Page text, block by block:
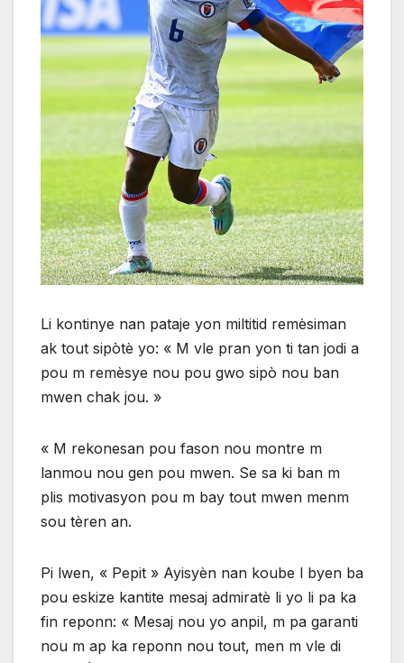
Li kontinye nan pataje yon miltitid remèsiman
ak tout sipòtè yo: « M vle pran yon ti tan jodi a
pou m remèsye nou pou gwo sipò nou ban
mwen chak jou. »
« M rekonesan pou fason nou montre m
lanmou nou gen pou mwen. Se sa ki ban m
plis motivasyon pou m bay tout mwen menm
sou tèren an.
Pi lwen, « Pepit » Ayisyèn nan koube l byen ba
pou eskize kantite mesaj admiratè li yo li pa ka
fin reponn: « Mesaj nou yo anpil, m pa garanti
nou m ap ka reponn nou tout, men m vle di